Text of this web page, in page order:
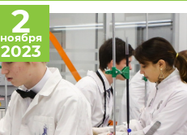
2
ноября
2023